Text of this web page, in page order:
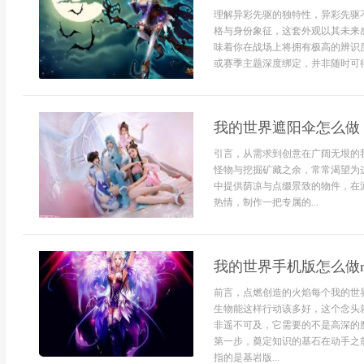
理解异彩先驱的独特性，异彩先
格与身份象征，这套外观以其未
味着你在战场上将拥有极高的辨
或赛季主题深度绑定，并非随时
我的世界遮阳伞怎么
引言，从需求到创意在广阔无垠
怪物与挖掘矿藏之余，常常渴望
中提供荫凉与点缀景致的物件，
热情，制作一把专属的...
我的世界手机版怎么
前言，点燃创造的火焰每个我的
生物能这样行动该多好，这个念
非遥不可及，它需要的不是高深
第一步，奠定知识的基石在动手
指的是基岩版...